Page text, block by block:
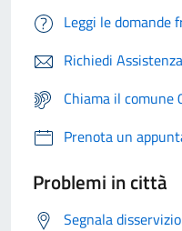
Leggi le domande
Richiedi Assistenza
Chiama il comune
Prenota un
Problemi in città
Segnala disservizio